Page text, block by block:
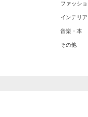
ファッシ
インテリア
音楽・本
その他